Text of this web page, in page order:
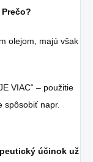
olejom, majú však
VIAC“ – použitie
spôsobiť napr.
účinok už